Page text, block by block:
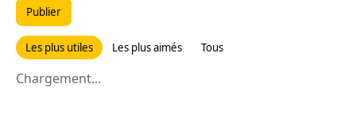
Publier
Les plus utiles Les plus aimés Tous
Chargement...